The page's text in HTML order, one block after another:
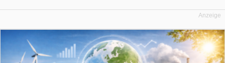
Anzeige